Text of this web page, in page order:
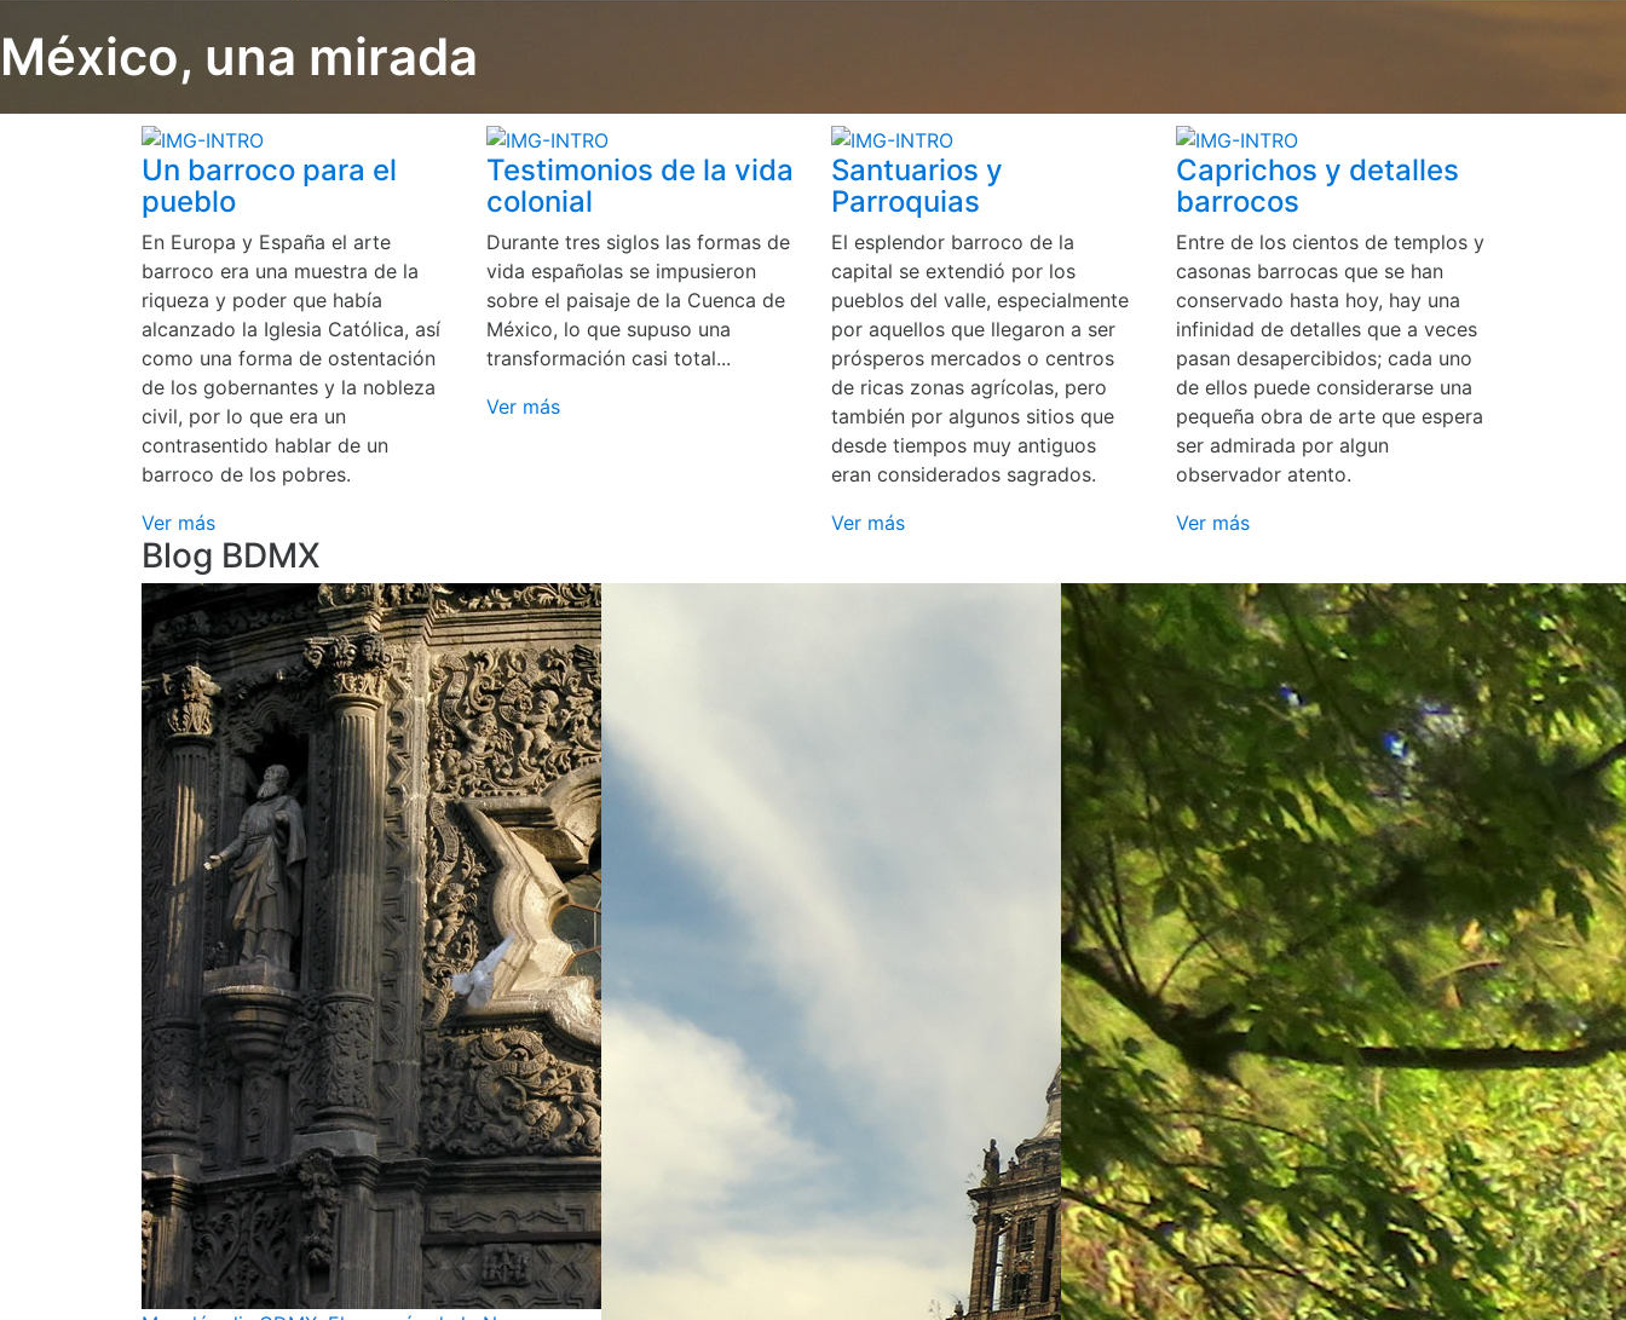
México, una mirada
Un barroco para el
pueblo
En Europa y España el arte
barroco era una muestra de la
riqueza y poder que había
alcanzado la Iglesia Católica, así
como una forma de ostentación
de los gobernantes y la nobleza
civil, por lo que era un
contrasentido hablar de un
barroco de los pobres.
Ver más
Testimonios de la vida
colonial
Durante tres siglos las formas de
vida españolas se impusieron
sobre el paisaje de la Cuenca de
México, lo que supuso una
transformación casi total...
Ver más
Santuarios y
Parroquias
El esplendor barroco de la
capital se extendió por los
pueblos del valle, especialmente
por aquellos que llegaron a ser
prósperos mercados o centros
de ricas zonas agrícolas, pero
también por algunos sitios que
desde tiempos muy antiguos
eran considerados sagrados.
Ver más
Caprichos y detalles
barrocos
Entre de los cientos de templos y
casonas barrocas que se han
conservado hasta hoy, hay una
infinidad de detalles que a veces
pasan desapercibidos; cada uno
de ellos puede considerarse una
pequeña obra de arte que espera
ser admirada por algun
observador atento.
Ver más
Blog BDMX